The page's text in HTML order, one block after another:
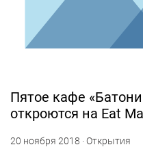
Пятое кафе
откроются на Eat
20 ноября 2018 · Открытия